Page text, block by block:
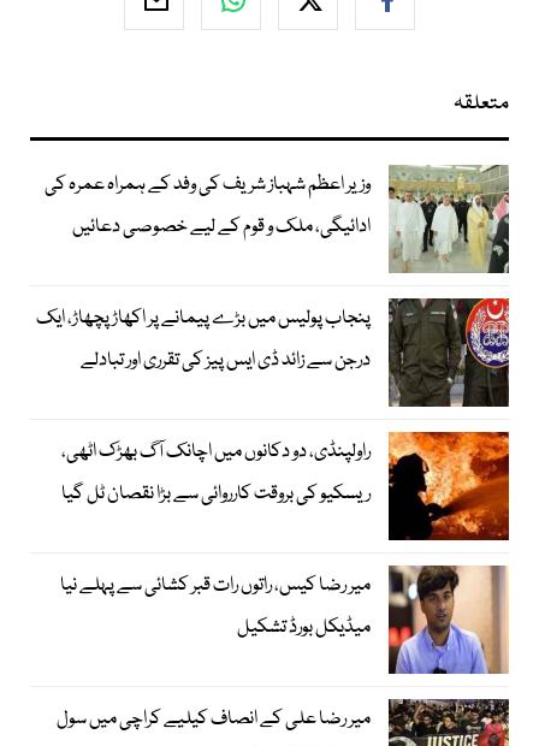
متعلقہ
وزیر اعظم شہباز شریف کی وفد کے ہمراہ عمرہ کی
ادائیگی، ملک و قوم کے لیے خصوصی دعائیں
پنجاب پولیس میں بڑے پیمانے پر اکھاڑ پچھاڑ، ایک
درجن سے زائد ڈی ایس پیز کی تقرری اور تبادلے
راولپنڈی، دو دکانوں میں اچانک آگ بھڑک اٹھی،
ریسکیو کی بروقت کارروائی سے بڑا نقصان ٹل گیا
میر رضا کیس، راتوں رات قبر کشائی سے پہلے نیا
میڈیکل بورڈ تشکیل
میر رضا علی کے انصاف کیلیے کراچی میں سول